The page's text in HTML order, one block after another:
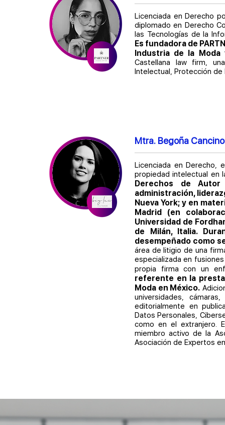
Licenciada en Derecho
diplomado en Derecho
las Tecnologías de la
Es fundadora de
Industria de la Moda
Castellana law firm,
Intelectual, Protección de
Mtra. Begoña Cancino
Licenciada en Derecho,
propiedad intelectual en
Derechos de
administración,
Nueva York; y en
Madrid (en
Universidad de
de Milán, Italia.
desempeñado como
área de litigio de una
especializada en
propia firma con un
referente en la
Moda en México.
universidades,
editorialmente en
Datos Personales,
como en el extranjero.
miembro activo de la
Asociación de Expertos